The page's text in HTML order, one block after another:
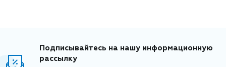
Подписывайтесь на нашу информационную
рассылку